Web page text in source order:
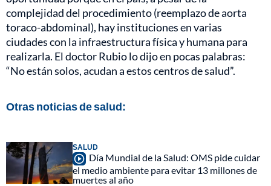
complejidad del procedimiento (reemplazo de aorta
toraco-abdominal), hay instituciones en varias
ciudades con la infraestructura física y humana para
realizarla. El doctor Rubio lo dijo en pocas palabras:
“No están solos, acudan a estos centros de salud”.
Otras noticias de salud:
SALUD
Día Mundial de la Salud: OMS pide cuidar
el medio ambiente para evitar 13 millones de
muertes al año